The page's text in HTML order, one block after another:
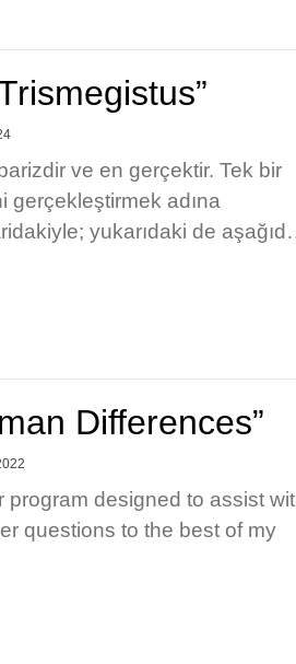
ve en gerçektir. Tek bir
gerçekleştirmek adına
yukarıdaki de
Differences”
program designed to assist
questions to the best of my